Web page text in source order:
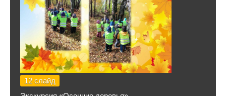
12 слайд